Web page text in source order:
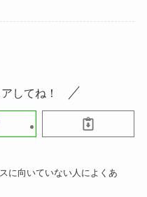
してね！
に向いていない人によくあ